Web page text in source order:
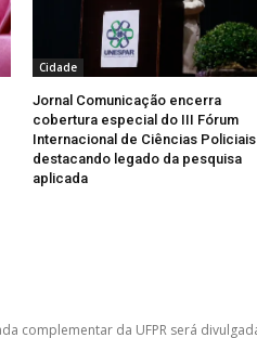
Cidade
Jornal Comunicação encerra
cobertura especial do III Fórum
Internacional de Ciências Policiais
destacando legado da pesquisa
aplicada